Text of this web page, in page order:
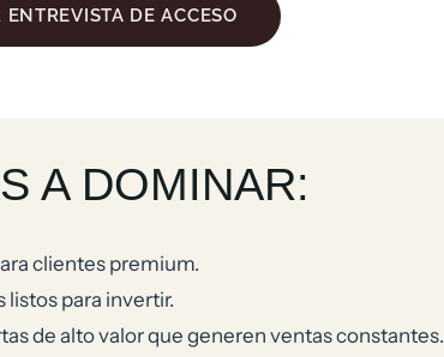
ENTREVISTA DE ACCESO
A DOMINAR:
clientes premium.
para invertir.
de alto valor que generen ventas constantes.